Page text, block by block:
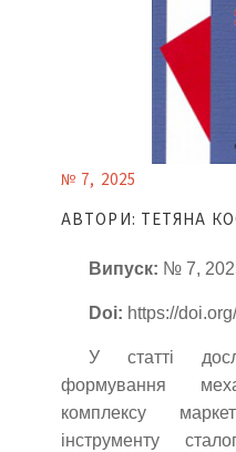
№ 7, 2025
АВТОРИ: ТЕТЯНА
Випуск: № 7,
Doi: https://
У статті
формування
комплексу
інструменту